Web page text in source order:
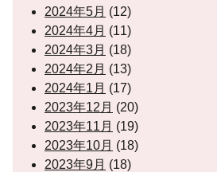
2024年5月 (12)
2024年4月 (11)
2024年3月 (18)
2024年2月 (13)
2024年1月 (17)
2023年12月 (20)
2023年11月 (19)
2023年10月 (18)
2023年9月 (18)